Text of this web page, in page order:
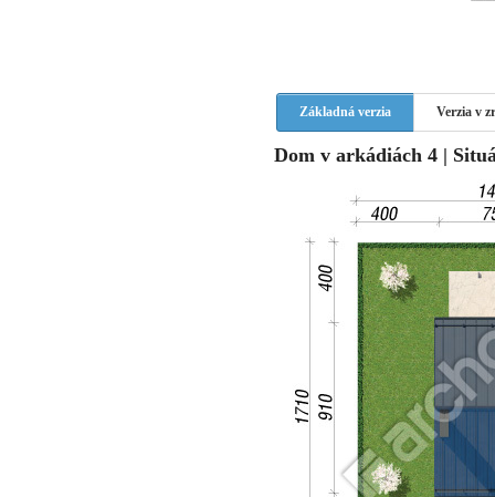
Základná verzia Verzia v
Dom v arkádiách 4 |